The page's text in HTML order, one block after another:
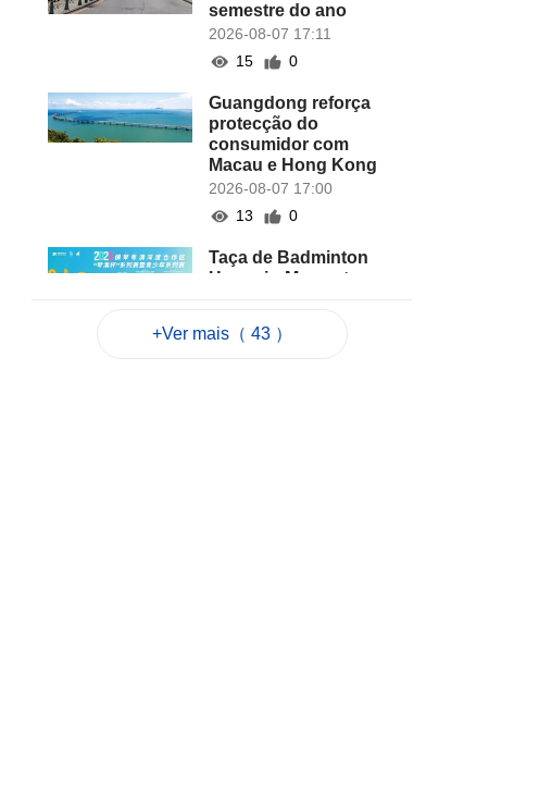
semestre do ano
2026-08-07 17:11
15
0
Guangdong reforça
protecção do
consumidor com
Macau e Hong Kong
2026-08-07 17:00
13
0
Taça de Badminton
Hengqin-Macau tem
2026-08-07 12:16
+Ver mais（ 43 ）